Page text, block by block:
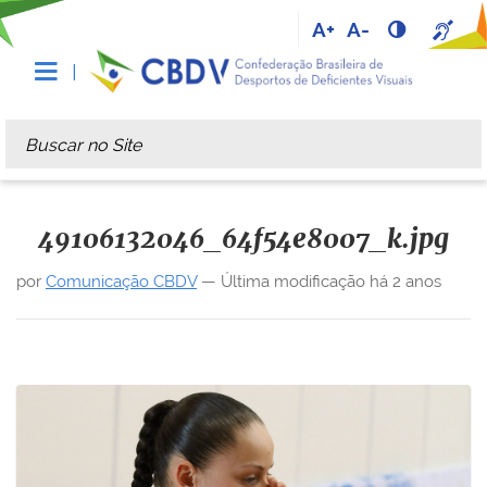
A+ A-
Busca
Busca Avançada…
49106132046_64f54e8007_k.jpg
por Comunicação CBDV— Última modificação há 2 anos